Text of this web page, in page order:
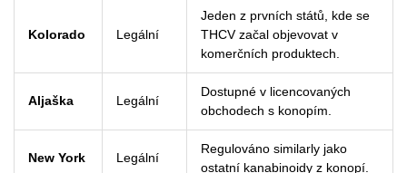
Kolorado Legální
Jeden z prvních států, kde se
THCV začal objevovat v
komerčních produktech.
Aljaška Legální
Dostupné v licencovaných
obchodech s konopím.
New York Legální
Regulováno similarly jako
ostatní kanabinoidy z konopí.